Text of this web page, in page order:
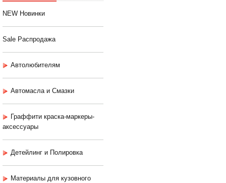
NEW Новинки
Sale Распродажа
Автолюбителям
Автомасла и Смазки
Граффити краска-маркеры-
аксессуары
Детейлинг и Полировка
Материалы для кузовного